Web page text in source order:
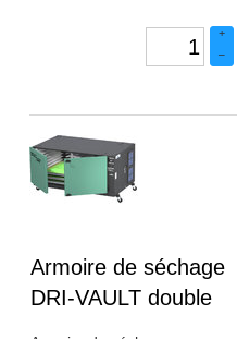
+
–
Titre 1
Armoire de séchage
DRI-VAULT double